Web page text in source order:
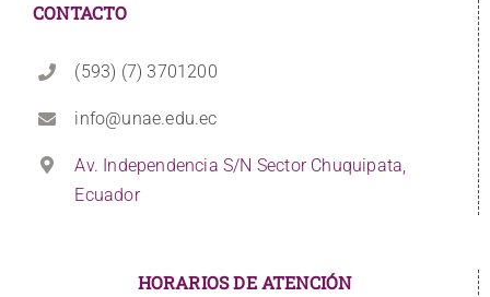
CONTACTO
(593) (7) 3701200
info@unae.edu.ec
Av. Independencia S/N Sector Chuquipata,
Ecuador
HORARIOS DE ATENCIÓN